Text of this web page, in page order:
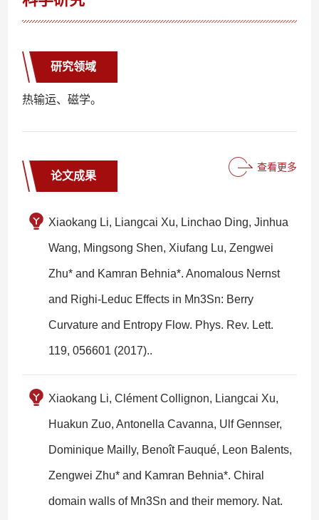
研究领域
热输运、磁学。
论文成果
查看更多
Xiaokang Li, Liangcai Xu, Linchao Ding, Jinhua
Wang, Mingsong Shen, Xiufang Lu, Zengwei
Zhu* and Kamran Behnia*. Anomalous Nernst
and Righi-Leduc Effects in Mn3Sn: Berry
Curvature and Entropy Flow. Phys. Rev. Lett.
119, 056601 (2017)..
Xiaokang Li, Clément Collignon, Liangcai Xu,
Huakun Zuo, Antonella Cavanna, Ulf Gennser,
Dominique Mailly, Benoît Fauqué, Leon Balents,
Zengwei Zhu* and Kamran Behnia*. Chiral
domain walls of Mn3Sn and their memory. Nat.